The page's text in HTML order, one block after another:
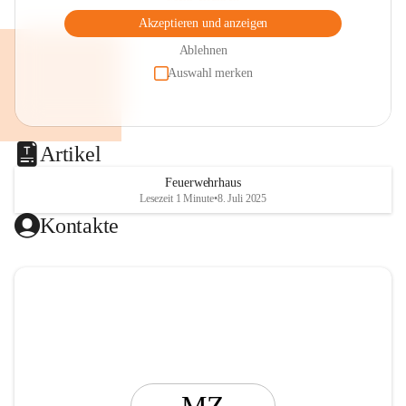
Akzeptieren und anzeigen
Ablehnen
Auswahl merken
Artikel
Feuerwehrhaus
Lesezeit 1 Minute•8. Juli 2025
Kontakte